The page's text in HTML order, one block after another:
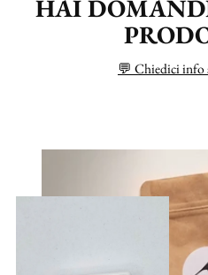
HAI
💬 Chiedici info